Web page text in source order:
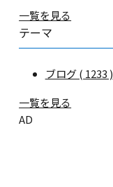
一覧を見る
テーマ
ブログ ( 1233 )
一覧を見る
AD